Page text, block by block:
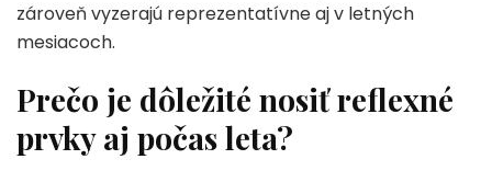
zároveň vyzerajú reprezentatívne aj v letných
mesiacoch.
Prečo je dôležité nosiť reflexné
prvky aj počas leta?